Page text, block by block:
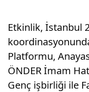
Etkinlik, İstanbul
Platformu,
ÖNDER İmam
Genç işbirliği ile